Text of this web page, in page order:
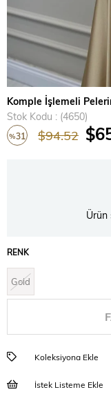
Komple İşlemeli
Stok Kodu
(4650)
%31 $94.52
Ürün
RENK
Gold
Koleksiyona Ekle
İstek Listeme Ekle